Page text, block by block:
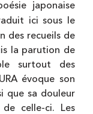
japonaise
ici sous le
des recueils de
la parution de
surtout des
évoque son
que sa douleur
celle-ci. Les